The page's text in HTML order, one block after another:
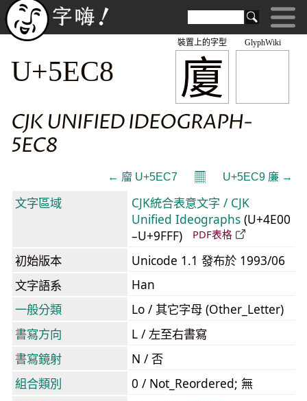
GlyphWiki
廈
裝置上的字型
U+5EC8
CJK UNIFIED IDEOGRAPH-
5EC8
← 廇 U+5EC7 𝄜 U+5EC9 廉 →
文字區域
CJK統合表意文字 / CJK
Unified Ideographs (U+4E00
–U+9FFF)
PDF表格
初始版本
Unicode 1.1 發布於 1993/06
文字語系
Han
一般分類
Lo / 其它字母 (Other_Letter)
書寫方向
L / 左至右書寫
書寫鏡射
N / 否
組合類別
0 / Not_Reordered; 無